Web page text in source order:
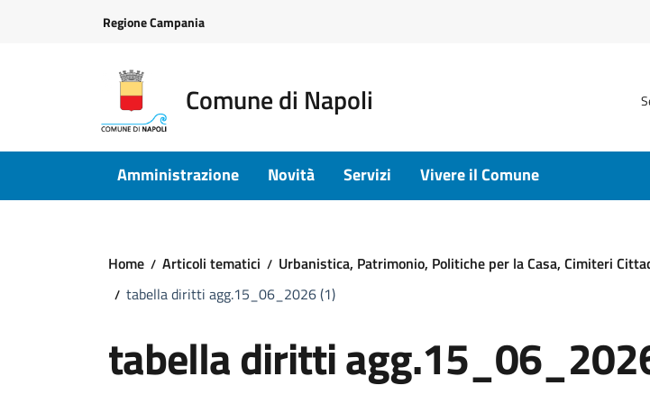
Regione Campania
Comune di Napoli
Amministrazione Novità Servizi Vivere il Comune
Home Articoli tematici Urbanistica, Patrimonio, Politiche per la Casa, Cimiteri
tabella diritti agg.15_06_2026 (1)
tabella diritti